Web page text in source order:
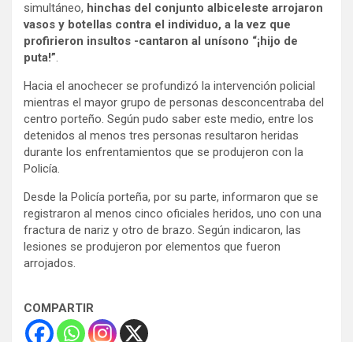
simultáneo, hinchas del conjunto albiceleste arrojaron
vasos y botellas contra el individuo, a la vez que
profirieron insultos -cantaron al unísono “¡hijo de
puta!”.
Hacia el anochecer se profundizó la intervención policial
mientras el mayor grupo de personas desconcentraba del
centro porteño. Según pudo saber este medio, entre los
detenidos al menos tres personas resultaron heridas
durante los enfrentamientos que se produjeron con la
Policía.
Desde la Policía porteña, por su parte, informaron que se
registraron al menos cinco oficiales heridos, uno con una
fractura de nariz y otro de brazo. Según indicaron, las
lesiones se produjeron por elementos que fueron
arrojados.
COMPARTIR